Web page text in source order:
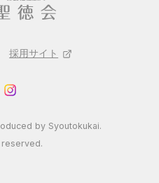
採用サイト
by Syoutokukai.